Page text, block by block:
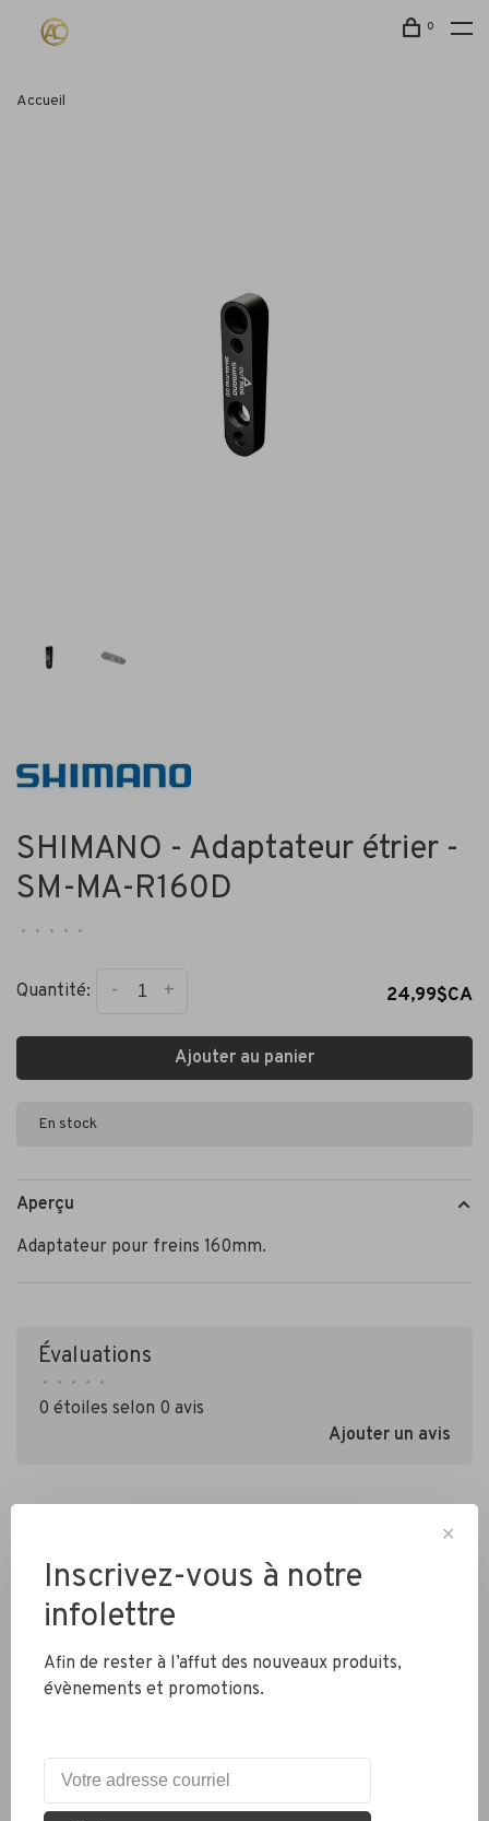
0
Accueil
SHIMANO - Adaptateur étrier -
SM-MA-R160D
• • • • •
Quantité: +
- 24,99$CA
Ajouter au panier
En stock
Aperçu
Adaptateur pour freins 160mm.
Évaluations
• • • • •
0 étoiles selon 0 avis
Ajouter un avis
Colis envoyés en 2 jours
✕
Inscrivez-vous à notre
infolettre
Afin de rester à l’affut des nouveaux produits,
évènements et promotions.